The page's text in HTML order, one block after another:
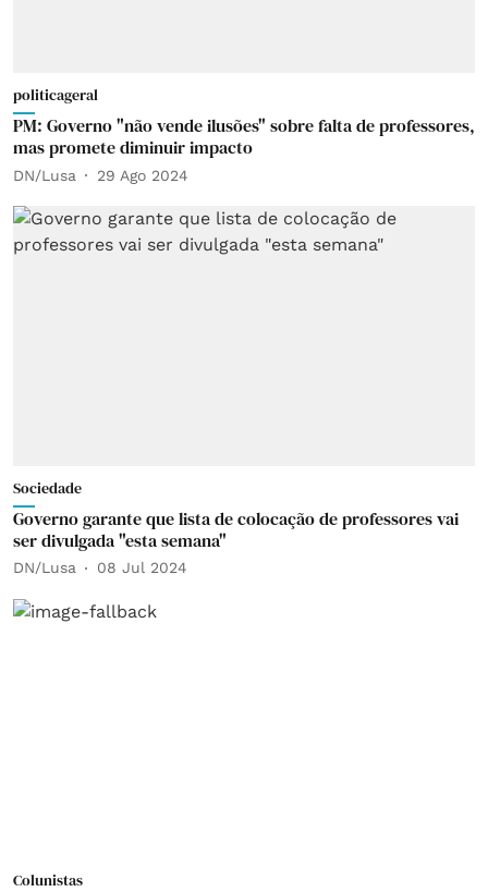
politicageral
PM: Governo "não vende ilusões" sobre falta de professores,
mas promete diminuir impacto
DN/Lusa 29 Ago 2024
Sociedade
Governo garante que lista de colocação de professores vai
ser divulgada "esta semana"
DN/Lusa 08 Jul 2024
Colunistas